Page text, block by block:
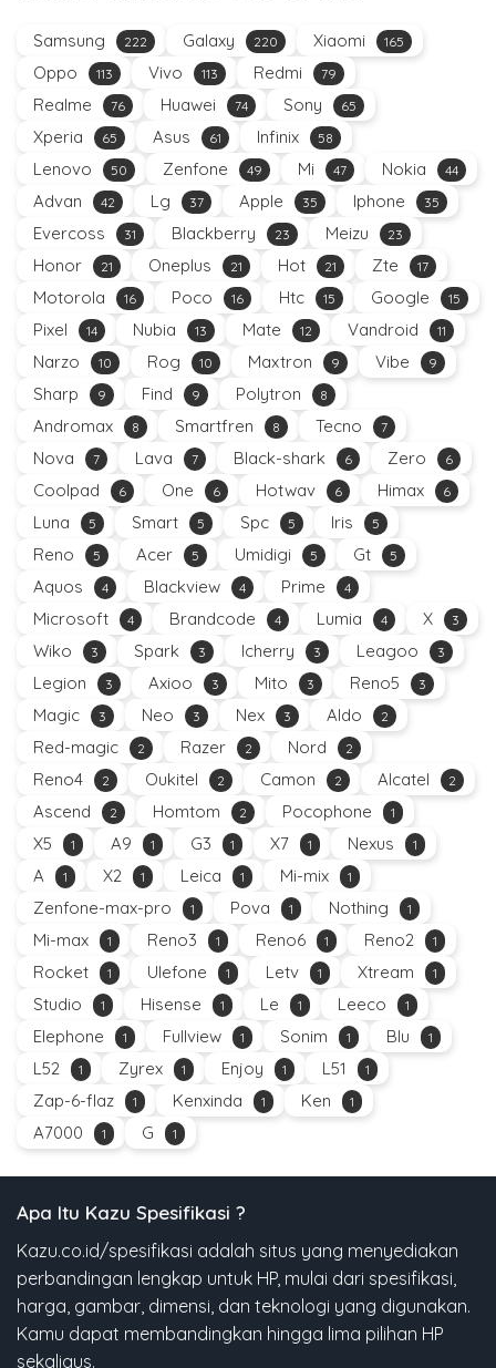
Samsung 222 Galaxy 220 Xiaomi 165
Oppo 113 Vivo 113 Redmi 79
Realme 76 Huawei 74 Sony 65
Xperia 65 Asus 61 Infinix 58
Lenovo 50 Zenfone 49 Mi 47 Nokia 44
Advan 42 Lg 37 Apple 35 Iphone 35
Evercoss 31 Blackberry 23 Meizu 23
Honor 21 Oneplus 21 Hot 21 Zte 17
Motorola 16 Poco 16 Htc 15 Google 15
Pixel 14 Nubia 13 Mate 12 Vandroid 11
Narzo 10 Rog 10 Maxtron 9 Vibe 9
Sharp 9 Find 9 Polytron 8
Andromax 8 Smartfren 8 Tecno 7
Nova 7 Lava 7 Black-shark 6 Zero 6
Coolpad 6 One 6 Hotwav 6 Himax 6
Luna 5 Smart 5 Spc 5 Iris 5
Reno 5 Acer 5 Umidigi 5 Gt 5
Aquos 4 Blackview 4 Prime 4
Microsoft 4 Brandcode 4 Lumia 4 X 3
Wiko 3 Spark 3 Icherry 3 Leagoo 3
Legion 3 Axioo 3 Mito 3 Reno5 3
Magic 3 Neo 3 Nex 3 Aldo 2
Red-magic 2 Razer 2 Nord 2
Reno4 2 Oukitel 2 Camon 2 Alcatel 2
Ascend 2 Homtom 2 Pocophone 1
X5 1 A9 1 G3 1 X7 1 Nexus 1
A 1 X2 1 Leica 1 Mi-mix 1
Zenfone-max-pro 1 Pova 1 Nothing 1
Mi-max 1 Reno3 1 Reno6 1 Reno2 1
Rocket 1 Ulefone 1 Letv 1 Xtream 1
Studio 1 Hisense 1 Le 1 Leeco 1
Elephone 1 Fullview 1 Sonim 1 Blu 1
L52 1 Zyrex 1 Enjoy 1 L51 1
Zap-6-flaz 1 Kenxinda 1 Ken 1
A7000 1 G 1
Apa Itu Kazu Spesifikasi ?
Kazu.co.id/spesifikasi adalah situs yang menyediakan
perbandingan lengkap untuk HP, mulai dari spesifikasi,
harga, gambar, dimensi, dan teknologi yang digunakan.
Kamu dapat membandingkan hingga lima pilihan HP
sekaligus.